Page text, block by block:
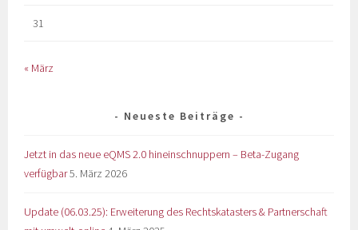
31
« März
Neueste Beiträge
Jetzt in das neue eQMS 2.0 hineinschnuppern – Beta-Zugang
verfügbar5. März 2026
Update (06.03.25): Erweiterung des Rechtskatasters & Partnerschaft